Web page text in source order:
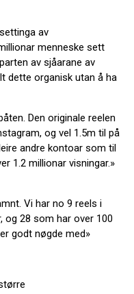
av
menneske sett
av sjåarane av
dette organisk utan å ha
Den originale reelen
og vel 1.5m til på
andre kontoar som til
1.2 millionar visningar.»
Vi har no 9 reels i
og 28 som har over 100
godt nøgde med»